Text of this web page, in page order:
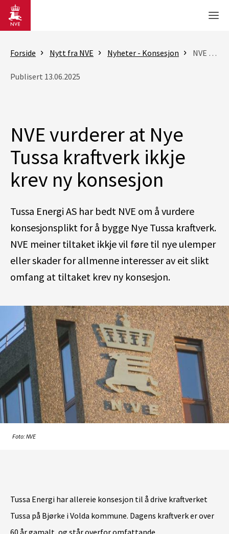
Gå til hovedinnhold
Forside Nytt fra NVE Nyheter - Konsesjon NVE vurderer at Nye Tussa kraftverk ikkje krev ny konsesjon
Publisert 13.06.2025
NVE vurderer at Nye
Tussa kraftverk ikkje
krev ny konsesjon
Tussa Energi AS har bedt NVE om å vurdere
konsesjonsplikt for å bygge Nye Tussa kraftverk.
NVE meiner tiltaket ikkje vil føre til nye ulemper
eller skader for allmenne interesser av eit slikt
omfang at tiltaket krev ny konsesjon.
Foto: NVE
Tussa Energi har allereie konsesjon til å drive kraftverket
Tussa på Bjørke i Volda kommune. Dagens kraftverk er over
60 år gamalt, og står overfor omfattande